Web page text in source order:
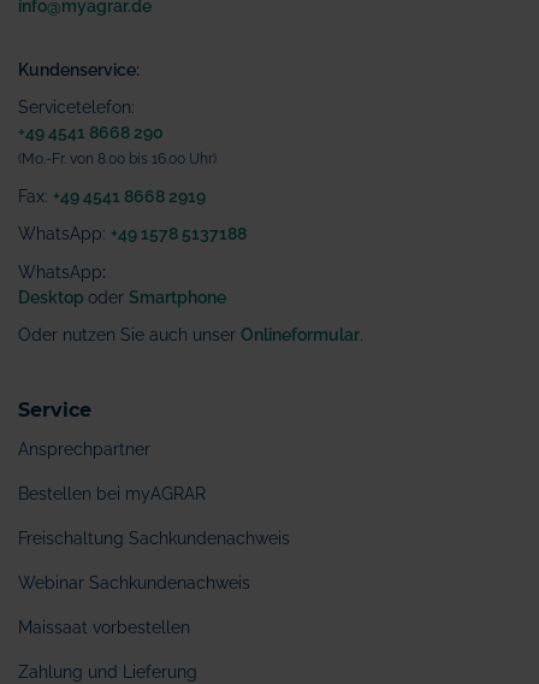
info@myagrar.de
Kundenservice:
Servicetelefon:
+49 4541 8668 290
(Mo.-Fr. von 8.00 bis 16.00 Uhr)
Fax: +49 4541 8668 2919
WhatsApp: +49 1578 5137188
WhatsApp:
Desktop oder Smartphone
Oder nutzen Sie auch unser Onlineformular
Service
Ansprechpartner
Bestellen bei myAGRAR
Freischaltung Sachkundenachweis
Webinar Sachkundenachweis
Maissaat vorbestellen
Zahlung und Lieferung